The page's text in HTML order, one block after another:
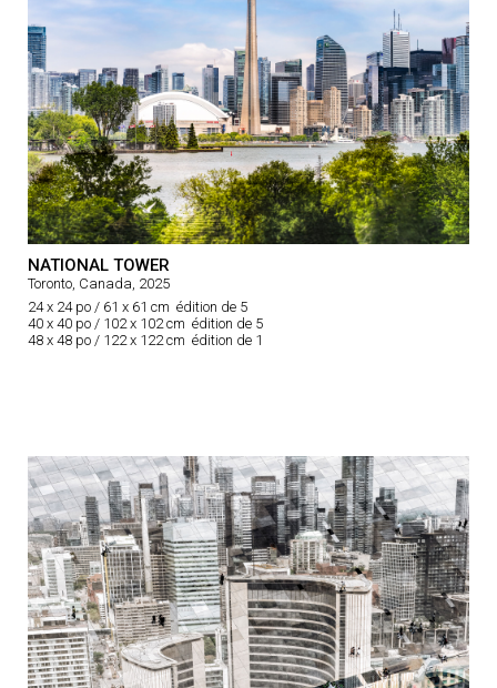
NATIONAL TOWER
Toronto, Canada, 2025
24 x 24 po / 61 x 61 cm édition de 5
40 x 40 po / 102 x 102 cm édition de 5
48 x 48 po / 122 x 122 cm édition de 1